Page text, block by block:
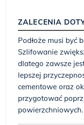
ZALECENIA
Podłoże musi być
Szlifowanie
dlatego zawsze
lepszej
cementowe oraz
przygotować
powierzchniowych.